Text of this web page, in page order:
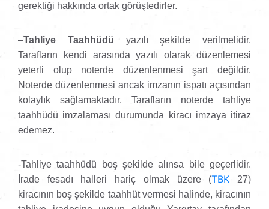
gerektiği hakkında ortak görüştedirler.
–Tahliye Taahhüdü yazılı şekilde verilmelidir.
Tarafların kendi arasında yazılı olarak düzenlemesi
yeterli olup noterde düzenlenmesi şart değildir.
Noterde düzenlenmesi ancak imzanın ispatı açısından
kolaylık sağlamaktadır. Tarafların noterde tahliye
taahhüdü imzalaması durumunda kiracı imzaya itiraz
edemez.
-Tahliye taahhüdü boş şekilde alınsa bile geçerlidir.
İrade fesadı halleri hariç olmak üzere (TBK 27)
kiracının boş şekilde taahhüt vermesi halinde, kiracının